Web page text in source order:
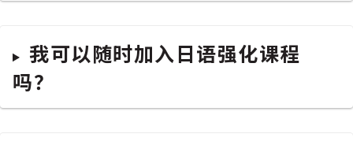
我可以随时加入日语强化课程
吗？